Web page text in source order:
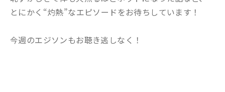
とにかく“灼熱”なエピソードをお待ちしています！
今週のエジソンもお聴き逃しなく！